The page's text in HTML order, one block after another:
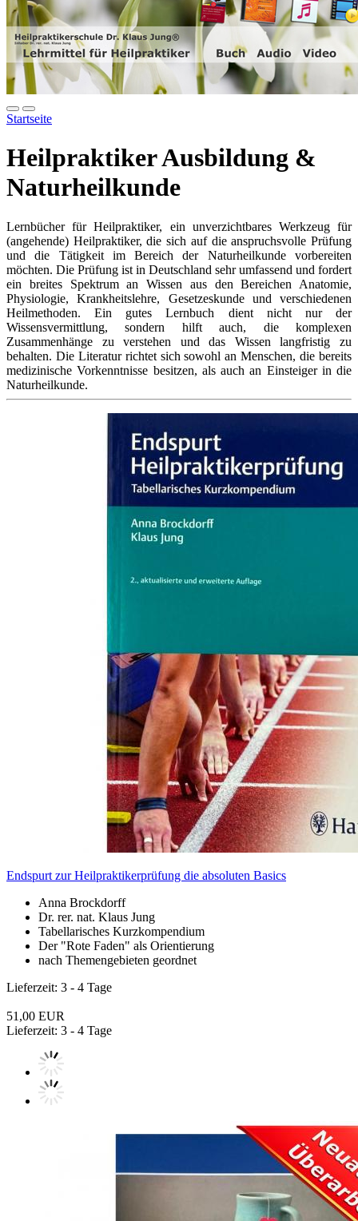
Startseite
Heilpraktiker Ausbildung &
Naturheilkunde
Lernbücher für Heilpraktiker, ein unverzichtbares Werkzeug für
(angehende) Heilpraktiker, die sich auf die anspruchsvolle Prüfung
und die Tätigkeit im Bereich der Naturheilkunde vorbereiten
möchten. Die Prüfung ist in Deutschland sehr umfassend und fordert
ein breites Spektrum an Wissen aus den Bereichen Anatomie,
Physiologie, Krankheitslehre, Gesetzeskunde und verschiedenen
Heilmethoden. Ein gutes Lernbuch dient nicht nur der
Wissensvermittlung, sondern hilft auch, die komplexen
Zusammenhänge zu verstehen und das Wissen langfristig zu
behalten. Die Literatur richtet sich sowohl an Menschen, die bereits
medizinische Vorkenntnisse besitzen, als auch an Einsteiger in die
Naturheilkunde.
Endspurt zur Heilpraktikerprüfung die absoluten Basics
Anna Brockdorff
Dr. rer. nat. Klaus Jung
Tabellarisches Kurzkompendium
Der "Rote Faden" als Orientierung
nach Themengebieten geordnet
Lieferzeit: 3 - 4 Tage
51,00 EUR
Lieferzeit: 3 - 4 Tage